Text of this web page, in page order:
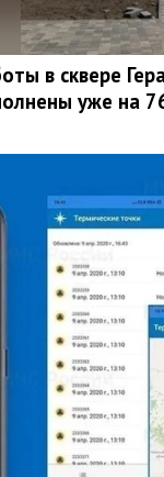
в сквере
уже на